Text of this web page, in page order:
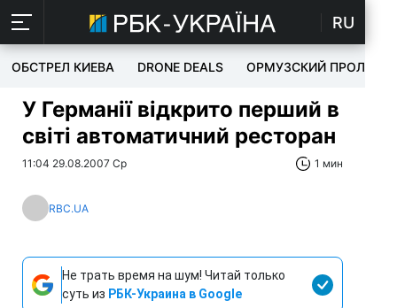
RU
ОБСТРЕЛ КИЕВА DRONE DEALS ОРМУЗСКИЙ ПРОЛИВ
У Германії відкрито перший в
світі автоматичний ресторан
11:04 29.08.2007 Ср 1 мин
RBC.UA
Не трать время на шум! Читай только
суть из РБК-Украина в Google